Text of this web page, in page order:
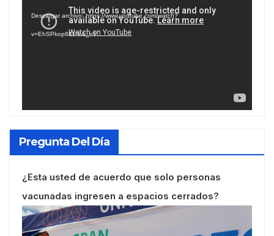
vídeo
Descargar archivo: https://www.youtube.com/watch?
v=EhSPkop8KPY&_=1
Pregunta Del Día
¿Esta usted de acuerdo que solo personas
vacunadas ingresen a espacios cerrados?